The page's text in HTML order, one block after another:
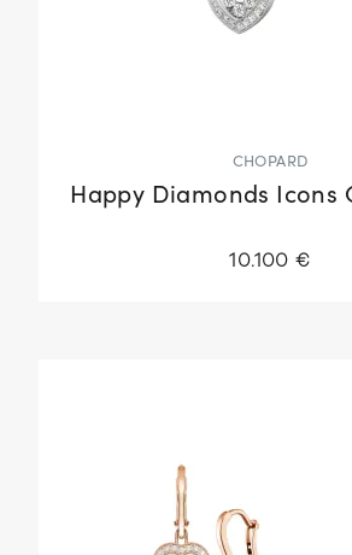
CHOPARD
Happy Diamonds Icons
10.100 €